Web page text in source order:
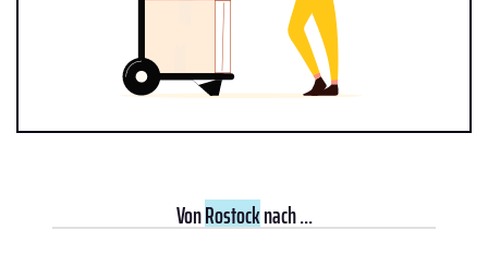
VonRostocknach ...